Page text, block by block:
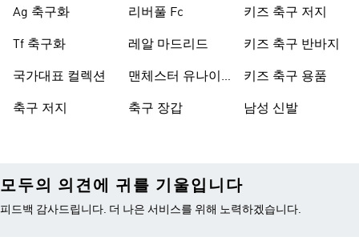
Ag 축구화
Tf 축구화
국가대표 컬렉션
축구 저지
리버풀 Fc
레알 마드리드
맨체스터 유나이
축구 장갑
키즈 축구 저지
키즈 축구 반바지
키즈 축구 용품
남성 신발
모두의 의견에 귀를 기울입니다
피드백 감사드립니다. 더 나은 서비스를 위해 노력하겠습니다.